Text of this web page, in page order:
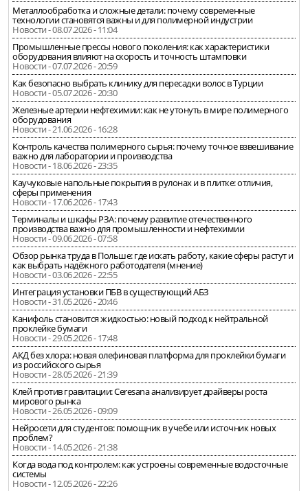
Металлообработка и сложные детали: почему современные
технологии становятся важны и для полимерной индустрии
Новости - 08.07.2026 - 11:04
Промышленные прессы нового поколения: как характеристики
оборудования влияют на скорость и точность штамповки
Новости - 07.07.2026 - 20:59
Как безопасно выбрать клинику для пересадки волос в Турции
Новости - 05.07.2026 - 20:30
Железные артерии нефтехимии: как не утонуть в мире полимерного
оборудования
Новости - 21.06.2026 - 16:28
Контроль качества полимерного сырья: почему точное взвешивание
важно для лаборатории и производства
Новости - 18.06.2026 - 23:35
Каучуковые напольные покрытия в рулонах и в плитке: отличия,
сферы применения
Новости - 17.06.2026 - 17:43
Терминалы и шкафы РЗА: почему развитие отечественного
производства важно для промышленности и нефтехимии
Новости - 09.06.2026 - 07:58
Обзор рынка труда в Польше: где искать работу, какие сферы растут и
как выбрать надёжного работодателя (мнение)
Новости - 03.06.2026 - 22:55
Интеграция установки ПБВ в существующий АБЗ
Новости - 31.05.2026 - 20:46
Канифоль становится жидкостью: новый подход к нейтральной
проклейке бумаги
Новости - 29.05.2026 - 17:48
АКД без хлора: новая олефиновая платформа для проклейки бумаги
из российского сырья
Новости - 28.05.2026 - 21:39
Клей против гравитации: Ceresana анализирует драйверы роста
мирового рынка
Новости - 26.05.2026 - 09:09
Нейросети для студентов: помощник в учебе или источник новых
проблем?
Новости - 14.05.2026 - 21:38
Когда вода под контролем: как устроены современные водосточные
системы
Новости - 12.05.2026 - 22:26